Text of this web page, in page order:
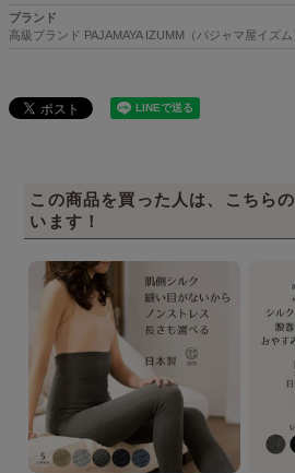
ブランド
高級ブランド PAJAMAYA IZUMM（パジャマ屋イズム
この商品を買った人は、こちら
います！